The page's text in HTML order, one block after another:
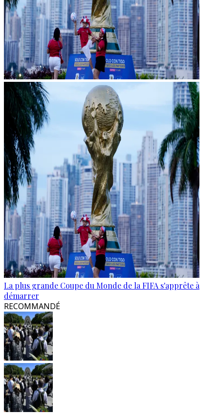
La plus grande Coupe du Monde de la FIFA s'apprête à
démarrer
RECOMMANDÉ